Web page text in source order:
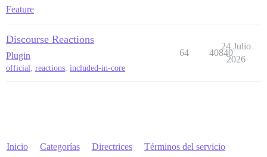
Feature
Discourse Reactions
Plugin
official, reactions, included-in-core
64 40840
24 Julio
2026
Inicio Categorías Directrices Términos del servicio